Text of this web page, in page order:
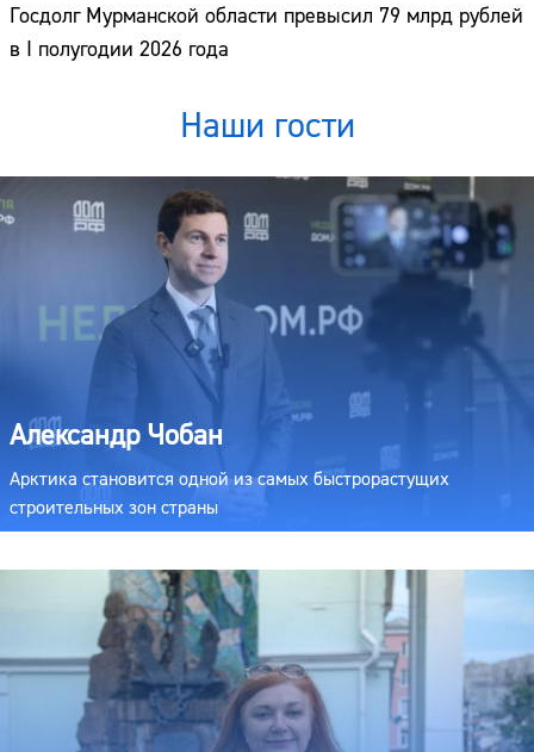
Госдолг Мурманской области превысил 79 млрд рублей
в I полугодии 2026 года
Наши гости
Александр Чобан
Арктика становится одной из самых быстрорастущих
строительных зон страны